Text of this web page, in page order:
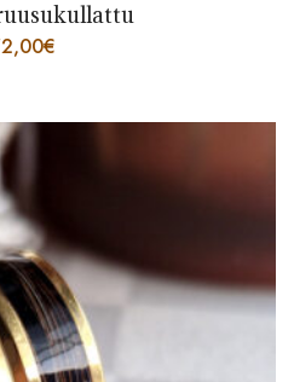
€